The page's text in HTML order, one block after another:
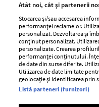
GSP
Unica
Baby
Retete
Pariază responsabil!
Jocurile de
Atât noi, cât și partenerii
Stocarea și/sau accesarea
performanței reclamelor.
personalizat. Dezvoltarea și
conținut personalizat.
personalizate. Crearea
performanței conținutului.
de date din surse diferite.
Utilizarea de date limitate
geolocație și identificarea prin
Listă parteneri (furnizori)